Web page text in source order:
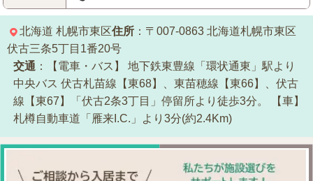
北海道 札幌市東区住所 ：〒007-0863 北海道札幌市東区
伏古三条5丁目1番20号
交通 ：【電車・バス】
地下鉄東豊線「環状通東」駅より
中央バス 伏古札苗線【東68】、東苗穂線【東66】、伏古
線【東67】「伏古2条3丁目」停留所より徒歩3分。
【車】
札樽自動車道「雁来I.C.」より3分(約2.4Km)